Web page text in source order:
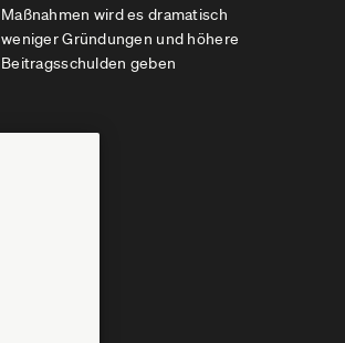
Maßnahmen wird es dramatisch
weniger Gründungen und höhere
Beitragsschulden geben